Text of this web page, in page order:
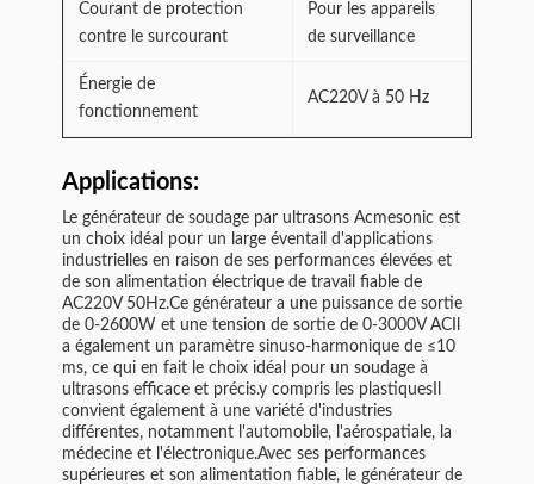
Courant de protection
contre le surcourant
Pour les appareils
de surveillance
Énergie de
fonctionnement
AC220V à 50 Hz
Applications:
Le générateur de soudage par ultrasons Acmesonic est
un choix idéal pour un large éventail d'applications
industrielles en raison de ses performances élevées et
de son alimentation électrique de travail fiable de
AC220V 50Hz.Ce générateur a une puissance de sortie
de 0-2600W et une tension de sortie de 0-3000V ACIl
a également un paramètre sinuso-harmonique de ≤10
ms, ce qui en fait le choix idéal pour un soudage à
ultrasons efficace et précis.y compris les plastiquesIl
convient également à une variété d'industries
différentes, notamment l'automobile, l'aérospatiale, la
médecine et l'électronique.Avec ses performances
supérieures et son alimentation fiable, le générateur de